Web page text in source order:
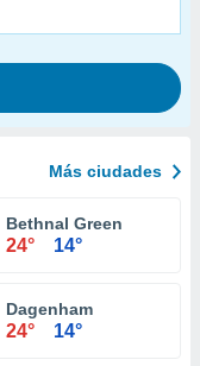
Más ciudades
Bethnal Green
24° 14°
Dagenham
24° 14°